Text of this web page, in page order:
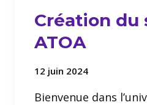
Création du
ATOA
12 juin 2024
Bienvenue dans